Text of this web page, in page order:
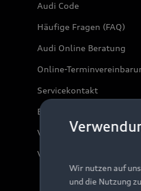
Audi Code
Häufige Fragen (FAQ)
Audi Online Beratung
Online-
Servicekontakt
Bordbuch &
Verträge kündigen
Vertrag widerrufen
Wir nutzen auf
und die Nutzung